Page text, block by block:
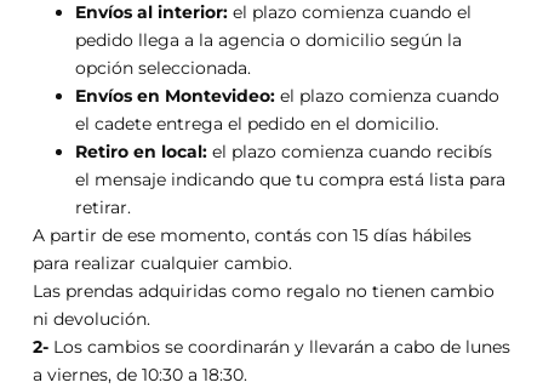
Envíos al interior:el plazo comienza cuando el
pedido llega a la agencia o domicilio según la
opción seleccionada.
Envíos en Montevideo:el plazo comienza cuando
el cadete entrega el pedido en el domicilio.
Retiro en local:el plazo comienza cuando recibís
el mensaje indicando que tu compra está lista para
retirar.
A partir de ese momento, contás con 15 días hábiles
para realizar cualquier cambio.
Las prendas adquiridas como regalo no tienen cambio
ni devolución.
2-Los cambios se coordinarán y llevarán a cabo de lunes
a viernes, de 10:30 a 18:30.